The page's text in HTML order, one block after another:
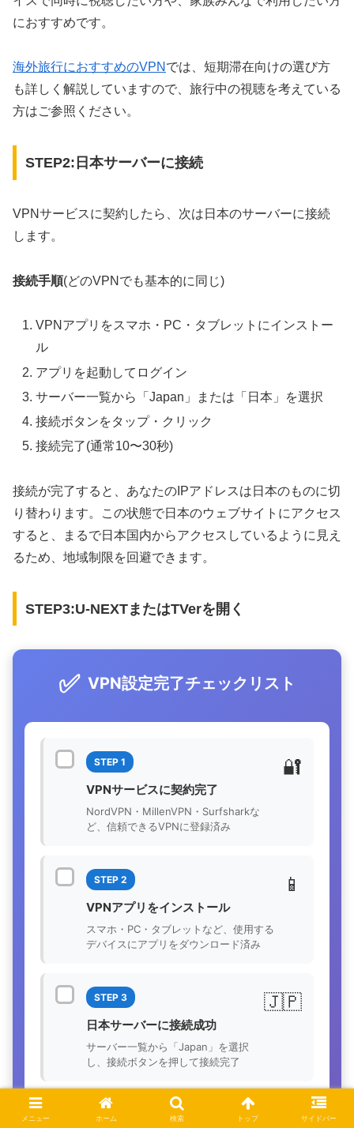
におすすめです。
海外旅行におすすめのVPN では、短期滞在向けの選び方
も詳しく解説していますので、旅行中の視聴を考えている
方はご参照ください。
STEP2:日本サーバーに接続
VPNサービスに契約したら、次は日本のサーバーに接続
します。
接続手順(どのVPNでも基本的に同じ)
VPNアプリをスマホ・PC・タブレットにインストー
ル
アプリを起動してログイン
サーバー一覧から「Japan」または「日本」を選択
接続ボタンをタップ・クリック
接続完了(通常10〜30秒)
接続が完了すると、あなたのIPアドレスは日本のものに切
り替わります。この状態で日本のウェブサイトにアクセス
すると、まるで日本国内からアクセスしているように見え
るため、地域制限を回避できます。
STEP3:U-NEXTまたはTVerを開く
✅ VPN設定完了チェックリスト
STEP 1
VPNサービスに契約完了
NordVPN・MillenVPN・Surfsharkな
ど、信頼できるVPNに登録済み
🔐
STEP 2
VPNアプリをインストール
スマホ・PC・タブレットなど、使用する
デバイスにアプリをダウンロード済み
📱
STEP 3
日本サーバーに接続成功
サーバー一覧から「Japan」を選択
し、接続ボタンを押して接続完了
🇯🇵
STEP 4 🌐
メニュー ホーム 検索 トップ サイドバー